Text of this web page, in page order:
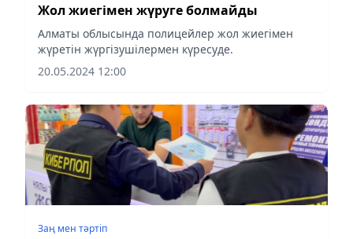
Жол жиегімен жүруге болмайды
Алматы облысында полицейлер жол жиегімен
жүретін жүргізушілермен күресуде.
20.05.2024 12:00
Заң мен тəртіп